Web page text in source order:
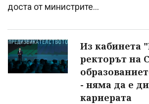
доста от министрите...
Из кабинета
ректорът на
- няма да е
кариерата